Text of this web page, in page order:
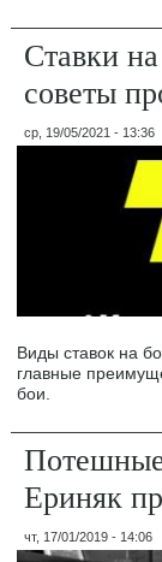
Ставки
советы
ср, 19/05/2021 - 13:36
Виды ставок на
главные
бои.
Ериняк
чт, 17/01/2019 - 14:06